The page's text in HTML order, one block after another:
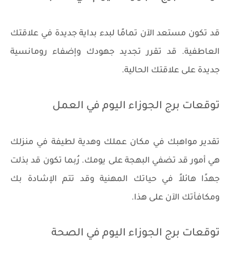
قد تكون مستعد الآن تمامًا لبدء بداية جديدة في علاقتك
العاطفية. قد تقرر تجديد جهودك وإضفاء رومانسية
جديدة على علاقتك الحالية.
توقعات برج الجوزاء اليوم في العمل
تقدير مواهبك في مكان عملك وهدية لطيفة في منزلك
هي أمور قد تضفي البهجة على يومك. رُبما تكون قد بذلت
جهدًا هائلاً في حياتك المهنية وقد تتم الإشادة بك
ومكافأتك الآن على هذا.
توقعات برج الجوزاء اليوم في الصحة